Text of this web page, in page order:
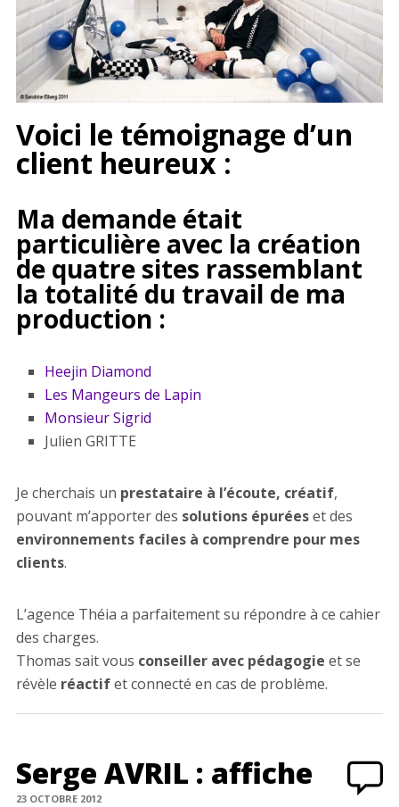
Voici le témoignage d’un
client heureux :
Ma demande était
particulière avec la création
de quatre sites rassemblant
la totalité du travail de ma
production :
Heejin Diamond
Les Mangeurs de Lapin
Monsieur Sigrid
Julien GRITTE
Je cherchais un prestataire à l’écoute, créatif,
pouvant m’apporter des solutions épuréeset des
environnements faciles à comprendre pour mes
clients.
L’agence Théia a parfaitement su répondre à ce cahier
des charges.
Thomas sait vous conseiller avec pédagogie et se
révèle réactifet connecté en cas de problème.
Serge AVRIL : affiche
23 OCTOBRE 2012